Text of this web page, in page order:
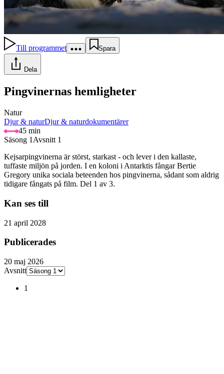
Till programmet Spara
Dela
Pingvinernas hemligheter
Natur
Djur & naturDjur & naturdokumentärer
45 min
Säsong 1 Avsnitt 1
Kejsarpingvinerna är störst, starkast - och lever i den kallaste,
tuffaste miljön på jorden. I en koloni i Antarktis fångar Bertie
Gregory unika sociala beteenden hos pingvinerna, sådant som aldrig
tidigare fångats på film. Del 1 av 3.
Kan ses till
21 april 2028
Publicerades
20 maj 2026
Avsnitt
1